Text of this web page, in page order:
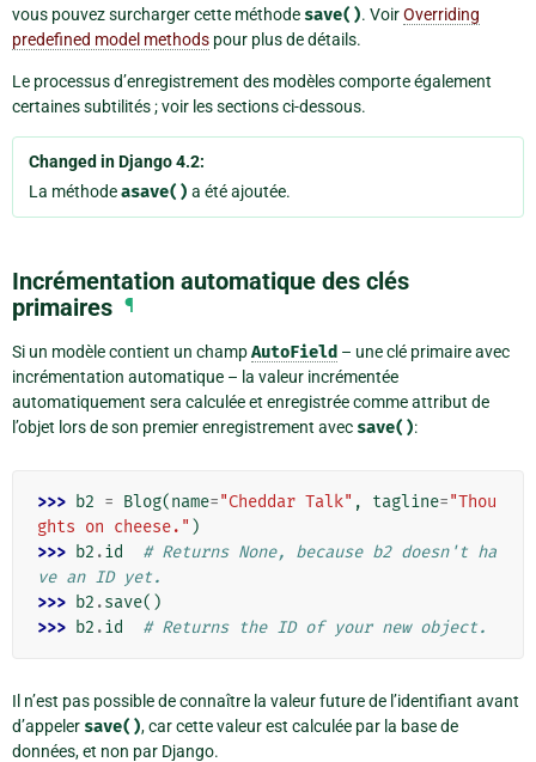
vous pouvez surcharger cette méthode save(). VoirOverriding
predefined model methods pour plus de détails.
Le processus d’enregistrement des modèles comporte également
certaines subtilités ; voir les sections ci-dessous.
Changed in Django 4.2:
La méthodeasave() a été ajoutée.
Incrémentation automatique des clés
primaires ¶
Si un modèle contient un champAutoField – une clé primaire avec
incrémentation automatique – la valeur incrémentée
automatiquement sera calculée et enregistrée comme attribut de
l’objet lors de son premier enregistrement avec save():
>>> b2 = Blog(name="Cheddar Talk" , tagline="Thou
ghts on cheese." )
>>> b2 .id
# Returns None, because b2 doesn't ha
ve an ID yet.
>>> b2 .save()
>>> b2 .id # Returns the ID of your new object.
Il n’est pas possible de connaître la valeur future de l’identifiant avant
d’appeler save(), car cette valeur est calculée par la base de
données, et non par Django.